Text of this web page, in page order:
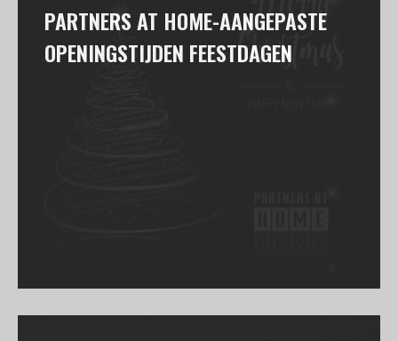
PARTNERS AT HOME-AANGEPASTE
OPENINGSTIJDEN FEESTDAGEN